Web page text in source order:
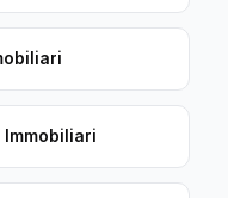
Immobiliari